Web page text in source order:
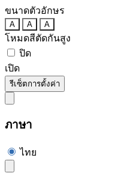
ขนาดตัวอักษร
A A A
โหมดสีตัดกันสูง
ปิด
เปิด
รีเซ็ตการตั้งค่า
ภาษา
ไทย